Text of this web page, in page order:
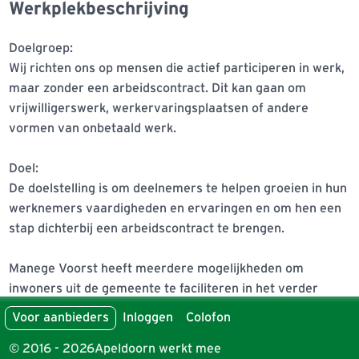
Werkplekbeschrijving
Doelgroep:
Wij richten ons op mensen die actief participeren in werk,
maar zonder een arbeidscontract. Dit kan gaan om
vrijwilligerswerk, werkervaringsplaatsen of andere
vormen van onbetaald werk.
Doel:
De doelstelling is om deelnemers te helpen groeien in hun
werknemers vaardigheden en ervaringen en om hen een
stap dichterbij een arbeidscontract te brengen.
Manege Voorst heeft meerdere mogelijkheden om
inwoners uit de gemeente te faciliteren in het verder
aanleren van zijn of haar (werknemers) vaardigheden. Dit
kan door hen zo zelfstandig mogelijk diverse
werkzaamheden te (laten) uit voeren op en rond het
© 2016 - 2026Apeldoorn werkt mee
Voor aanbieders Inloggen Colofon